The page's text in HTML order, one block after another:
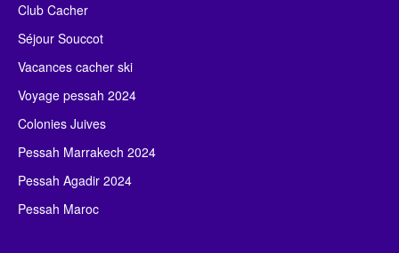
Club Cacher
Séjour Souccot
Vacances cacher ski
Voyage pessah 2024
Colonies Juives
Pessah Marrakech 2024
Pessah Agadir 2024
Pessah Maroc